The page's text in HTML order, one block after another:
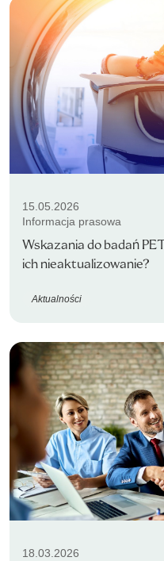
15.05.2026
Informacja prasowa
Wskazania do badań
ich nieaktualizowanie?
Aktualności
18.03.2026